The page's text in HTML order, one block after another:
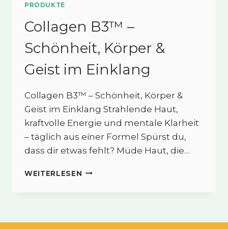
PRODUKTE
Collagen B3™ –
Schönheit, Körper &
Geist im Einklang
Collagen B3™ – Schönheit, Körper &
Geist im Einklang Strahlende Haut,
kraftvolle Energie und mentale Klarheit
– täglich aus einer Formel Spürst du,
dass dir etwas fehlt? Müde Haut, die…
WEITERLESEN COLLAGEN
&